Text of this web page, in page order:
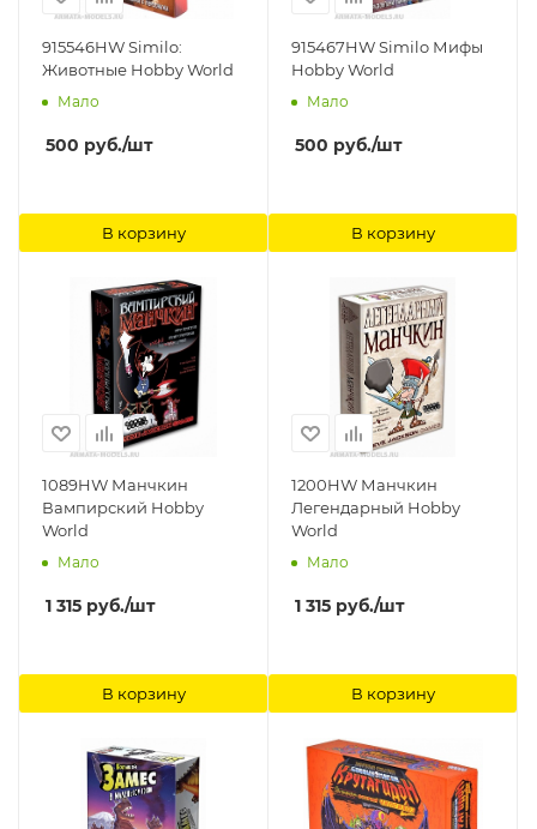
915546HW Similo:
Животные Hobby World
Мало
500 руб./шт
В корзину
915467HW Similo Мифы
Hobby World
Мало
500 руб./шт
В корзину
1089HW Манчкин
Вампирский Hobby
World
Мало
1 315 руб./шт
В корзину
1200HW Манчкин
Легендарный Hobby
World
Мало
1 315 руб./шт
В корзину